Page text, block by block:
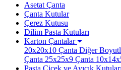
Asetat Çanta
Çanta Kutular
Çerez Kutusu
Dilim Pasta Kutuları
Karton Çantalar
20x20x10 Çanta Diğer
Çanta 25x25x9 Çanta
Pasta Çiçek ve Ayıcık Kutuları